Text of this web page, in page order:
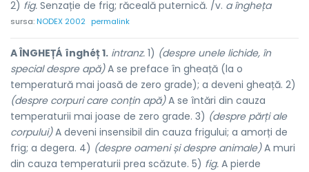
2) fig. Senzație de frig; răceală puternică. /v. a îngheța
sursa:NODEX 2002 permalink
A ÎNGHEȚÁ înghéț 1. intranz. 1) (despre unele lichide, în
special despre apă)A se preface în gheață (la o
temperatură mai joasă de zero grade); a deveni gheață. 2)
(despre corpuri care conțin apă)A se întări din cauza
temperaturii mai joase de zero grade. 3) (despre părți ale
corpului)A deveni insensibil din cauza frigului; a amorți de
frig; a degera. 4) (despre oameni și despre animale)A muri
din cauza temperaturii prea scăzute. 5) fig. A pierde